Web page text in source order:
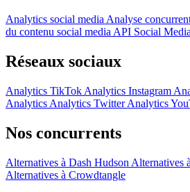
Analytics social media Analyse
du contenu social media API Social Media
Réseaux sociaux
Analytics TikTok Analytics Instagram
Analytics Analytics TwitterAnalytics
Nos concurrents
Alternatives à Dash Hudson Alternatives
Alternatives à Crowdtangle